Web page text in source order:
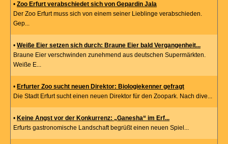
• Zoo Erfurt verabschiedet sich von Gepardin Jala
Der Zoo Erfurt muss sich von einem seiner Lieblinge verabschieden.
Gep...
• Weiße Eier setzen sich durch: Braune Eier bald Vergangenheit...
Braune Eier verschwinden zunehmend aus deutschen Supermärkten.
Weiße E...
• Erfurter Zoo sucht neuen Direktor: Biologiekenner gefragt
Die Stadt Erfurt sucht einen neuen Direktor für den Zoopark. Nach dive...
• Keine Angst vor der Konkurrenz: „Ganesha“ im Erf...
Erfurts gastronomische Landschaft begrüßt einen neuen Spiel...